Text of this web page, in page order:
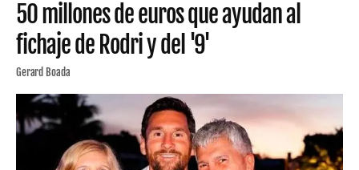
50 millones de euros que ayudan al
fichaje de Rodri y del '9'
Gerard Boada